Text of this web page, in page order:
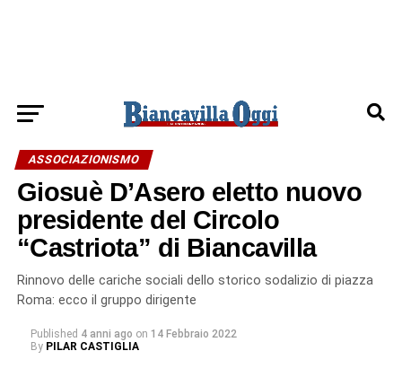
ASSOCIAZIONISMO
Giosuè D’Asero eletto nuovo
presidente del Circolo
“Castriota” di Biancavilla
Rinnovo delle cariche sociali dello storico sodalizio di piazza
Roma: ecco il gruppo dirigente
Published 4 anni ago on 14 Febbraio 2022
By PILAR CASTIGLIA